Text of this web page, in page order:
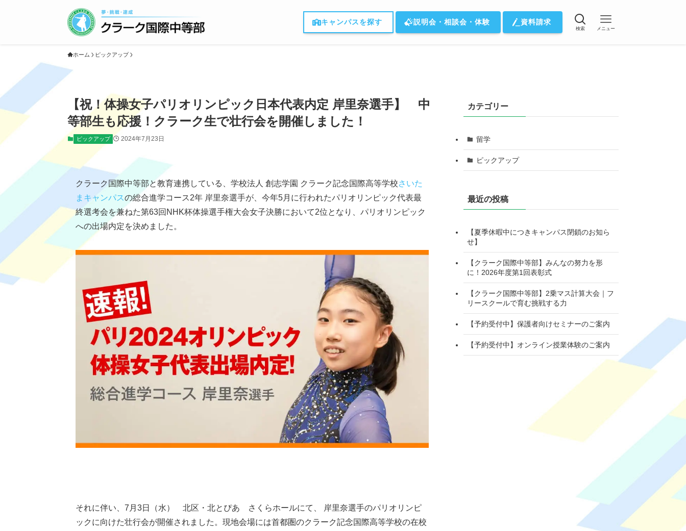
キャンパスを探す 説明会・相談会・体験 資料請求
検索 メニュー
ホーム ピックアップ
【祝！体操女子パリオリンピック日本代表内定 岸里奈選手】 中
等部生も応援！クラーク生で壮行会を開催しました！
ピックアップ 2024年7月23日
クラーク国際中等部と教育連携している、学校法人 創志学園 クラーク記念国際高等学校さいた
まキャンパスの総合進学コース2年 岸里奈選手が、今年5月に行われたパリオリンピック代表最
終選考会を兼ねた第63回NHK杯体操選手権大会女子決勝において2位となり、パリオリンピック
への出場内定を決めました。
それに伴い、7月3日（水） 北区・北とぴあ さくらホールにて、 岸里奈選手のパリオリンピ
ックに向けた壮行会が開催されました。現地会場には首都圏のクラーク記念国際高等学校の在校
カテゴリー
留学
ピックアップ
最近の投稿
【夏季休暇中につきキャンパス閉鎖のお知ら
せ】
【クラーク国際中等部】みんなの努力を形
に！2026年度第1回表彰式
【クラーク国際中等部】2乗マス計算大会｜フ
リースクールで育む挑戦する力
【予約受付中】保護者向けセミナーのご案内
【予約受付中】オンライン授業体験のご案内